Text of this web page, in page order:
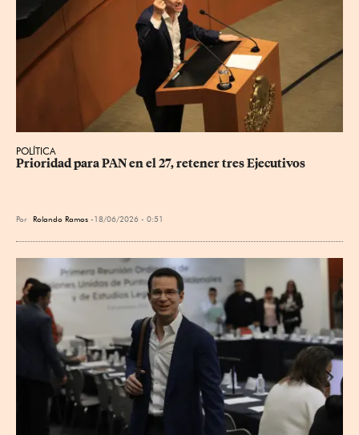
POLÍTICA
Prioridad para PAN en el 27, retener tres Ejecutivos
Por Rolando Ramos 18/06/2026 - 0:51